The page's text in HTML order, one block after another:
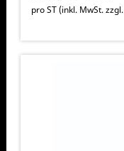
pro ST (inkl. MwSt. zzgl.